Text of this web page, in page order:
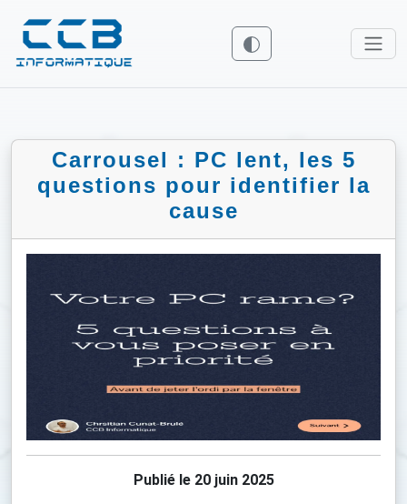
Carrousel : PC lent, les 5
questions pour identifier la
cause
Publié le 20 juin 2025